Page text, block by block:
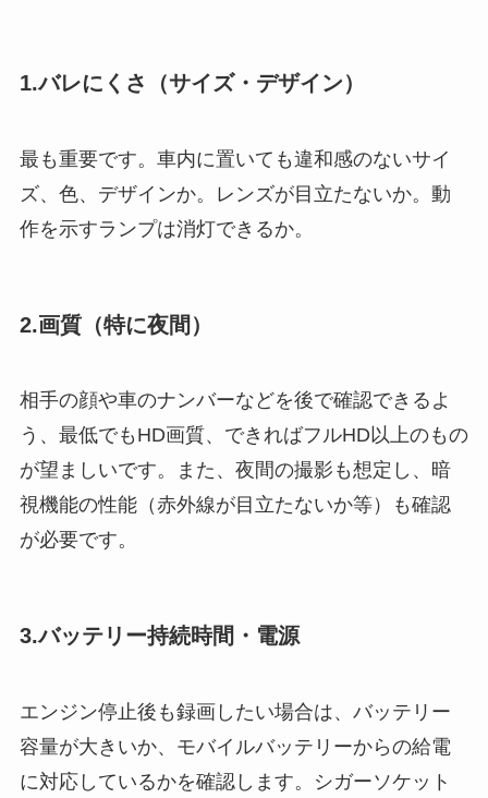
1.バレにくさ（サイズ・デザイン）
最も重要です。車内に置いても違和感のないサイ
ズ、色、デザインか。レンズが目立たないか。動
作を示すランプは消灯できるか。
2.画質（特に夜間）
相手の顔や車のナンバーなどを後で確認できるよ
う、最低でもHD画質、できればフルHD以上のもの
が望ましいです。また、夜間の撮影も想定し、暗
視機能の性能（赤外線が目立たないか等）も確認
が必要です。
3.バッテリー持続時間・電源
エンジン停止後も録画したい場合は、バッテリー
容量が大きいか、モバイルバッテリーからの給電
に対応しているかを確認します。シガーソケット